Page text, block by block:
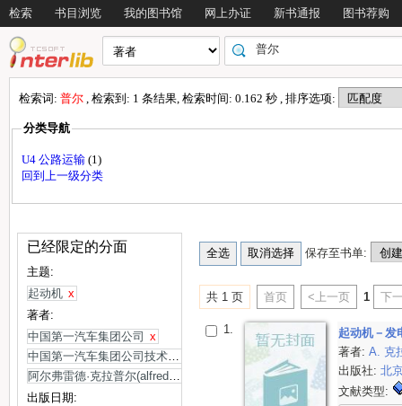
检索 书目浏览 我的图书馆 网上办证 新书通报 图书荐购
检索词: 普尔 , 检索到: 1 条结果, 检索时间: 0.162 秒 , 排序选项:
分类导航
U4 公路运输 (1)
回到上一级分类
已经限定的分面
主题:
起动机 x
著者:
中国第一汽车集团公司 x
中国第一汽车集团公司技术中心译
阿尔弗雷德·克拉普尔(alfred krappel)等编
出版日期:
保存至书单:
共 1 页 首页 <上一页 1 下
1.
起动机－发
著者:A. 克
出版社:北
文献类型: